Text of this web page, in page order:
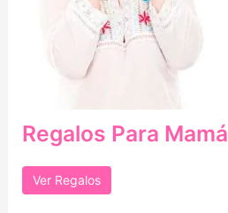
Regalos Para Mamá
Ver Regalos